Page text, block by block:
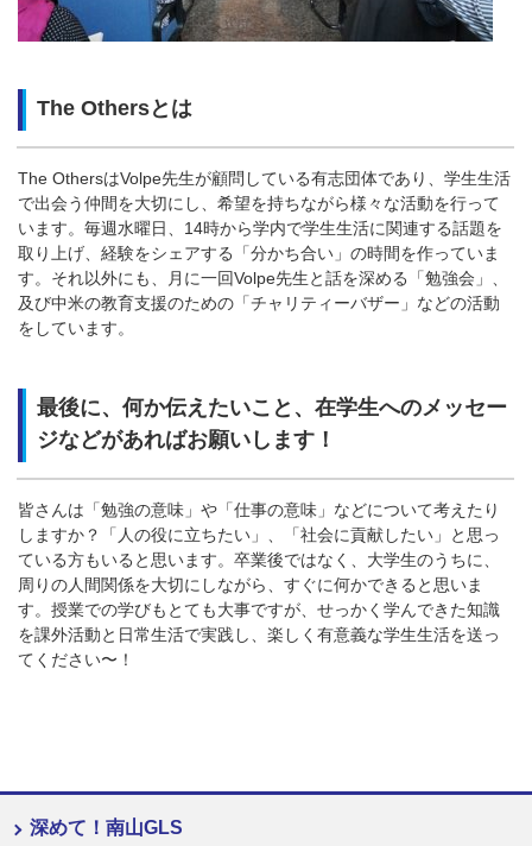
The Othersとは
The OthersはVolpe先生が顧問している有志団体であり、学生生活
で出会う仲間を大切にし、希望を持ちながら様々な活動を行って
います。毎週水曜日、 14時から学内で学生生活に関連する話題を
取り上げ、経験をシェアする「分かち合い」の時間を作っていま
す。それ以外にも、月に一回Volpe先生と話を深める「勉強会」、
及び中米の教育支援のための「チャリティーバザー」などの活動
をしています。
最後に、何か伝えたいこと、在学生へのメッセー
ジなどがあればお願いします！
皆さんは「勉強の意味」や「仕事の意味」などについて考えたり
しますか？「人の役に立ちたい」、「社会に貢献したい」と思っ
ている方もいると思います。卒業後ではなく、大学生のうちに、
周りの人間関係を大切にしながら、すぐに何かできると思いま
す。授業での学びもとても大事ですが、せっかく学んできた知識
を課外活動と日常生活で実践し、楽しく有意義な学生生活を送っ
てください〜！
深めて！南山GLS